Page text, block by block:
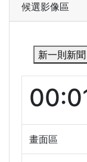
候選影像區
新一則新聞
畫面區